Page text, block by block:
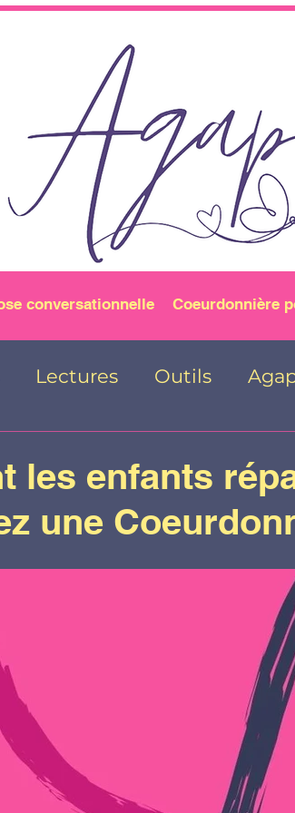
conversationnelle Coeurdonnière
Lectures Outils
Doterra
les enfants
une